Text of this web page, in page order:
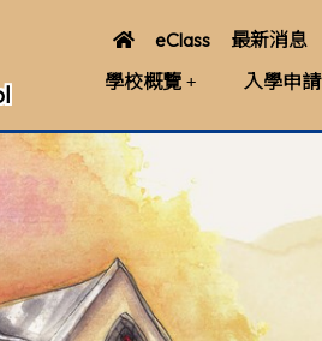
eClass 最新消息
學校概覽
入學申請